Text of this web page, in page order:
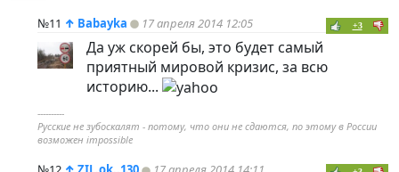
№11 ↑ Babayka 17 апреля 2014 12:05 +3
Да уж скорей бы, это будет самый
приятный мировой кризис, за всю
историю...
----------
Русские не зубоскалят - потому, что они не сдаются, по этому в России
возможен impossible